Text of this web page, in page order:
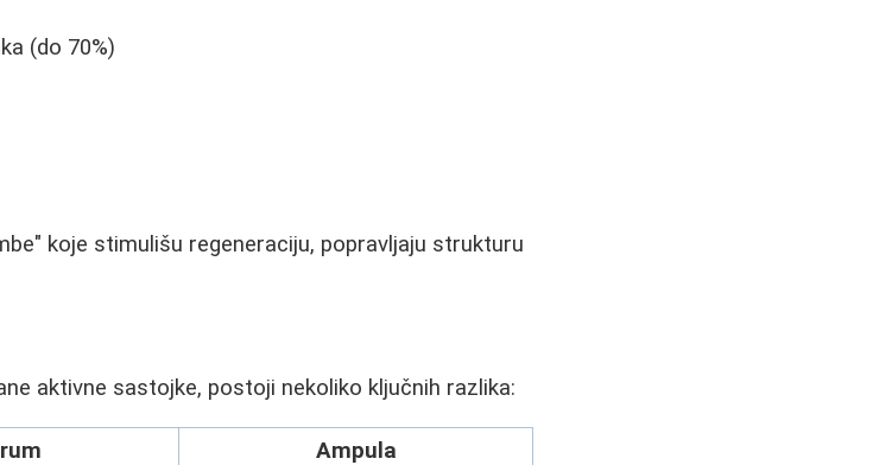
(do 70%)
koje stimulišu regeneraciju, popravljaju strukturu
aktivne sastojke, postoji nekoliko ključnih razlika:
Ampula